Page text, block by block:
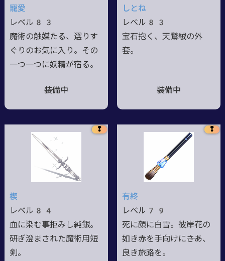
寵愛
レベル83
魔術の触媒たる、選りす
ぐりのお気に入り。その
一つ一つに妖精が宿る。
装備中
しとね
レベル83
宝石抱く、天鵞絨の外
套。
装備中
❢
楔
レベル84
血に染む事拒みし純銀。
研ぎ澄まされた魔術用短
剣。
❢
有終
レベル79
死に顔に白雪。彼岸花の
如き赤を手向けに――さあ、
良き旅路を。